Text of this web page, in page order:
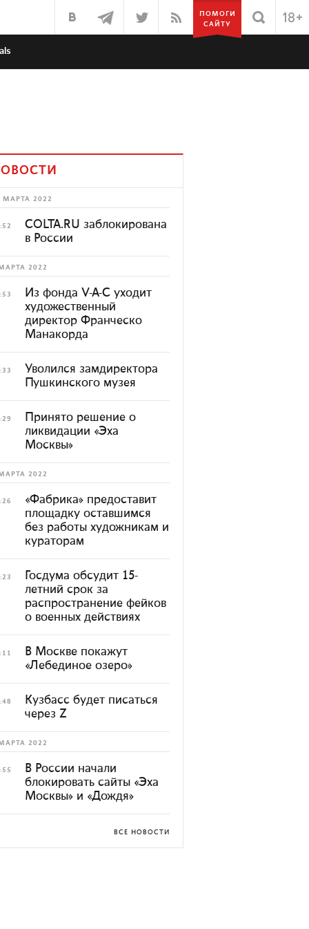
ПОМОГИ
САЙТУ
МАРТА 2022
COLTA.RU заблокирована
в России
2022
Из фонда V-A-C уходит
художественный
директор Франческо
Манакорда
Уволился замдиректора
Пушкинского музея
Принято решение о
ликвидации «Эха
Москвы»
2022
«Фабрика» предоставит
площадку оставшимся
без работы художникам и
кураторам
Госдума обсудит 15-
летний срок за
распространение фейков
о военных действиях
В Москве покажут
«Лебединое озеро»
Кузбасс будет писаться
через Z
2022
В России начали
блокировать сайты «Эха
Москвы» и «Дождя»
ВСЕ НОВОСТИ